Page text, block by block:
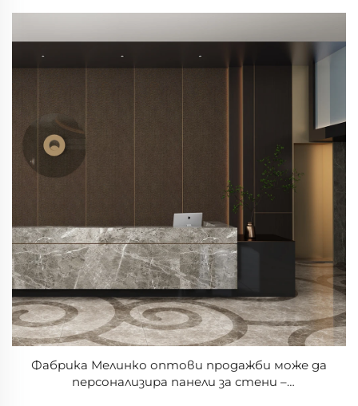
имитационен мраморен обшивен панел
Фабрика Мелинко оптови продажби може да
персонализира панели за стени –